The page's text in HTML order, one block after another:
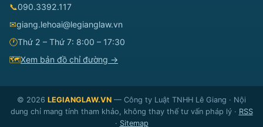
📞090.3392.117
✉giang.lehoai@legianglaw.vn
🕐Thứ 2 – Thứ 7: 8:00 – 17:30
🗺Xem bản đồ chỉ đường →
© 2026 LEGIANGLAW.VN — Công ty Luật TNHH Lê Giang · Nội
dung chỉ mang tính tham khảo, không thay thế tư vấn pháp lý · RSS
· Sitemap